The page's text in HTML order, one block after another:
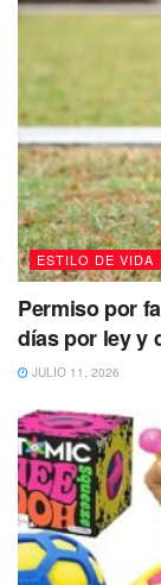
puedes
que le pueden
mucho más
De igual forma,
ESTILO DE VIDA
Permiso por
días por ley y
JULIO 11, 2026